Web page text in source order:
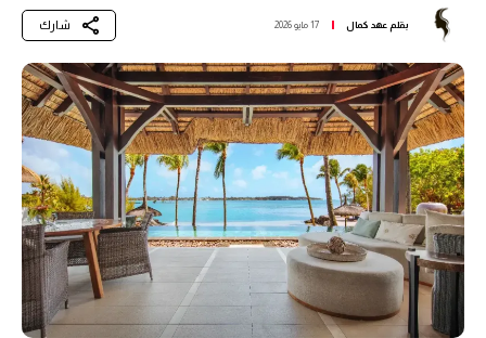
بقلم عهد كمال 17 مايو 2026 شارك